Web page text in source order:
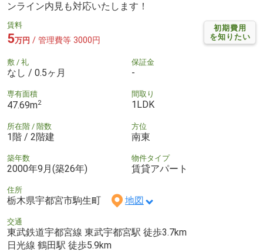
ンライン内見も対応いたします！
初期費用
を知りたい
賃料
5万円 / 管理費等 3000円
敷 / 礼
なし / 0.5ヶ月
保証金
-
専有面積
47.69m2
間取り
1LDK
所在階 / 階数
1階 / 2階建
方位
南東
築年数
2000年9月(築26年)
物件タイプ
賃貸アパート
住所
栃木県宇都宮市駒生町 地図
交通
東武鉄道宇都宮線 東武宇都宮駅 徒歩3.7km
日光線 鶴田駅 徒歩5.9km